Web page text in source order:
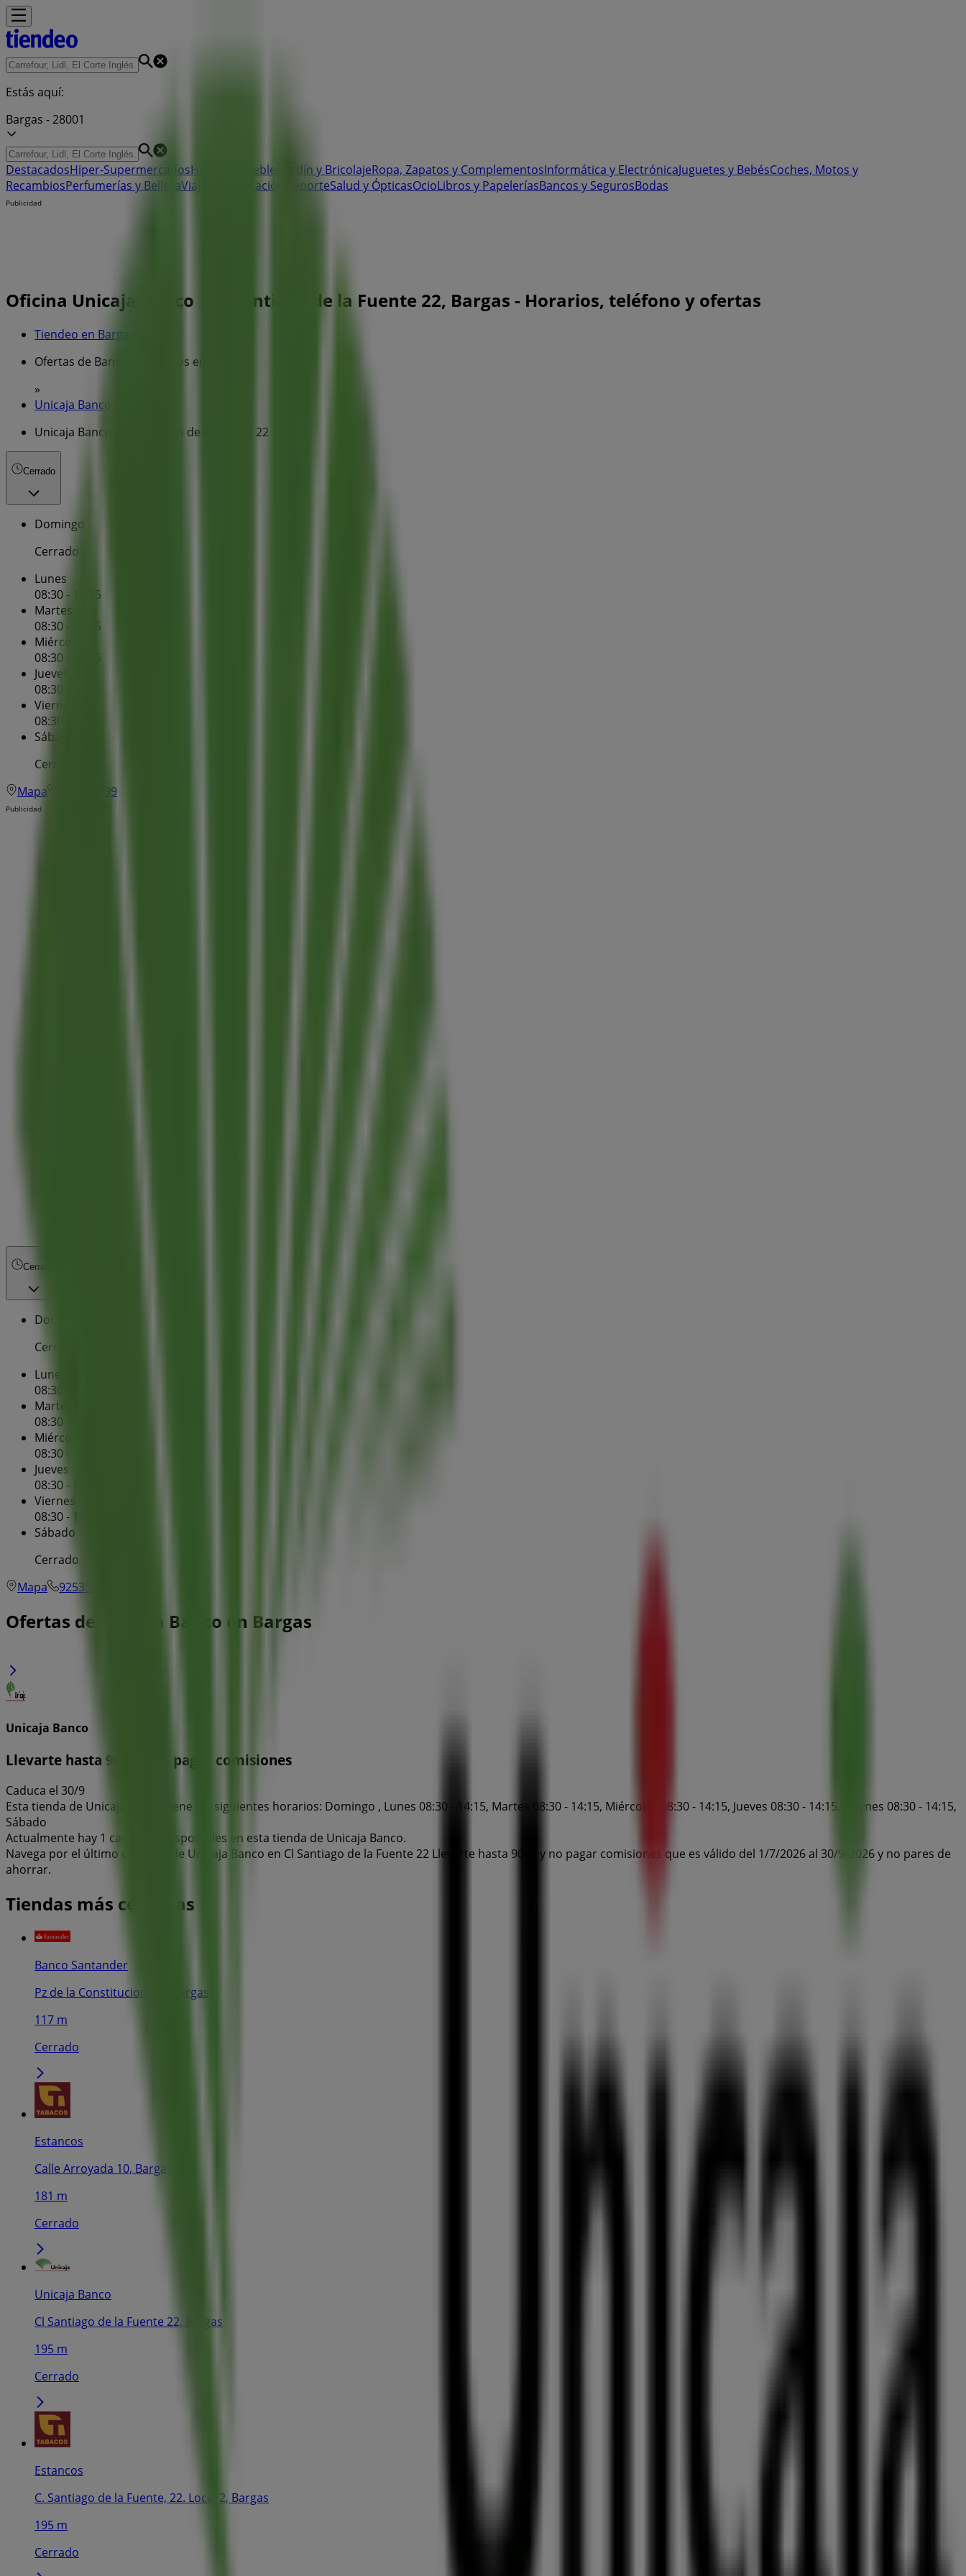
Estás aquí:
Bargas - 28001
DestacadosHiper-SupermercadosHogar y Muebles Jardín y BricolajeRopa, Zapatos y ComplementosInformática y ElectrónicaJuguetes y BebésCoches, Motos y
RecambiosPerfumerías y BellezaViajes Restauración DeporteSalud y ÓpticasOcioLibros y PapeleríasBancos y SegurosBodas
Publicidad
Oficina Unicaja Banco | Cl Santiago de la Fuente 22, Bargas - Horarios, teléfono y ofertas
Tiendeo en Bargas
Ofertas de Bancos y Seguros en Bargas
»
Unicaja Banco en Bargas
Unicaja Banco | Cl Santiago de la Fuente 22
Cerrado
Domingo
Cerrado
Lunes
08:30 - 14:15
Martes
08:30 - 14:15
Miércoles
08:30 - 14:15
Jueves
08:30 - 14:15
Viernes
08:30 - 14:15
Sábado
Cerrado
Mapa
925357399
Publicidad
Cerrado
Domingo
Cerrado
Lunes
08:30 - 14:15
Martes
08:30 - 14:15
Miércoles
08:30 - 14:15
Jueves
08:30 - 14:15
Viernes
08:30 - 14:15
Sábado
Cerrado
Mapa
925357399
Ofertas de Unicaja Banco en Bargas
Unicaja Banco
Llevarte hasta 900€ y no pagar comisiones
Caduca el 30/9
Esta tienda de Unicaja Banco tiene los siguientes horarios: Domingo , Lunes 08:30 - 14:15, Martes 08:30 - 14:15, Miércoles 08:30 - 14:15, Jueves 08:30 - 14:15, Viernes 08:30 - 14:15,
Sábado
Actualmente hay 1 catálogos disponibles en esta tienda de Unicaja Banco.
Navega por el último catálogo de Unicaja Banco en Cl Santiago de la Fuente 22 Llevarte hasta 900€ y no pagar comisiones que es válido del 1/7/2026 al 30/9/2026 y no pares de
ahorrar.
Tiendas más cercanas
Banco Santander
Pz de la Constitucion, 14, Bargas
117 m
Cerrado
Estancos
Calle Arroyada 10, Bargas
181 m
Cerrado
Unicaja Banco
Cl Santiago de la Fuente 22, Bargas
195 m
Cerrado
Estancos
C. Santiago de la Fuente, 22. Local 2, Bargas
195 m
Cerrado